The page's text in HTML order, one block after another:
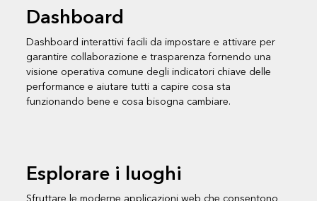
Dashboard
Dashboard interattivi facili da impostare e attivare per
garantire collaborazione e trasparenza fornendo una
visione operativa comune degli indicatori chiave delle
performance e aiutare tutti a capire cosa sta
funzionando bene e cosa bisogna cambiare.
Esplorare i luoghi